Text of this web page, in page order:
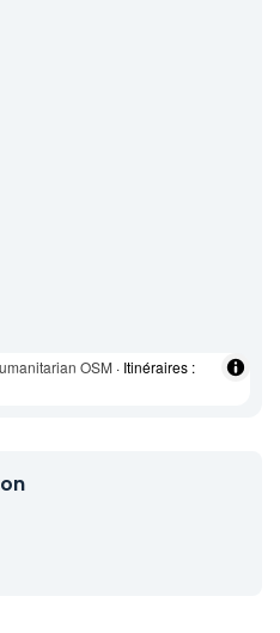
OSM · Itinéraires :